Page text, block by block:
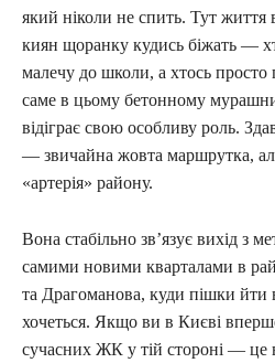
який ніколи не спить. Тут життя
киян щоранку кудись біжать —
малечу до школи, а хтось просто
саме в цьому бетонному
відіграє свою особливу роль.
— звичайна жовта маршрутка,
«артерія» району.
Вона стабільно зв’язує вихід з
самими новими кварталами в
та Драгоманова, куди пішки йти
хочеться. Якщо ви в Києві
сучасних ЖК у тій стороні — це